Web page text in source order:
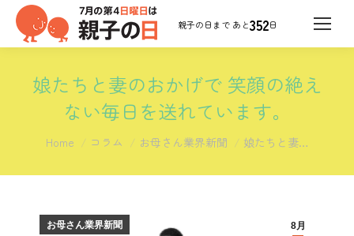
352日
娘たちと妻のおかげで 笑顔の絶え
ない毎日を送れています。
You are here:
Home コラム お母さん業界新聞 娘たちと妻…
8月
お母さん業界新聞